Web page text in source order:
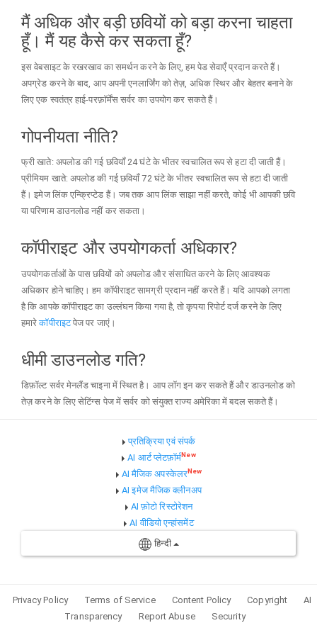
मैं अधिक और बड़ी छवियों को बड़ा करना चाहता
हूँ। मैं यह कैसे कर सकता हूँ?
इस वेबसाइट के रखरखाव का समर्थन करने के लिए, हम पेड सेवाएँ प्रदान करते हैं।
अपग्रेड करने के बाद, आप अपनी एनलार्जिंग को तेज़, अधिक स्थिर और बेहतर बनाने के
लिए एक स्वतंत्र हाई-परफ़ॉर्मेंस सर्वर का उपयोग कर सकते हैं।
गोपनीयता नीति?
फ्री खाते: अपलोड की गई छवियाँ 24 घंटे के भीतर स्वचालित रूप से हटा दी जाती हैं।
प्रीमियम खाते: अपलोड की गई छवियाँ 72 घंटे के भीतर स्वचालित रूप से हटा दी जाती
हैं। इमेज लिंक एन्क्रिप्टेड हैं। जब तक आप लिंक साझा नहीं करते, कोई भी आपकी छवि
या परिणाम डाउनलोड नहीं कर सकता।
कॉपीराइट और उपयोगकर्ता अधिकार?
उपयोगकर्ताओं के पास छवियों को अपलोड और संसाधित करने के लिए आवश्यक
अधिकार होने चाहिए। हम कॉपीराइट सामग्री प्रदान नहीं करते हैं। यदि आपको लगता
है कि आपके कॉपीराइट का उल्लंघन किया गया है, तो कृपया रिपोर्ट दर्ज करने के लिए
हमारेकॉपीराइटपेज पर जाएं।
धीमी डाउनलोड गति?
डिफ़ॉल्ट सर्वर मेनलैंड चाइना में स्थित है। आप लॉग इन कर सकते हैं और डाउनलोड को
तेज़ करने के लिए सेटिंग्स पेज में सर्वर को संयुक्त राज्य अमेरिका में बदल सकते हैं।
प्रतिक्रिया एवं संपर्क
AI आर्ट प्लेटफ़ॉर्मNew
AI मैजिक अपस्केलरNew
AI इमेज मैजिक क्लीनअप
AI फ़ोटो रिस्टोरेशन
AI वीडियो एन्हांसमेंट
हिन्दी
Privacy Policy Terms of Service Content Policy Copyright
AI
Transparency
Report Abuse Security